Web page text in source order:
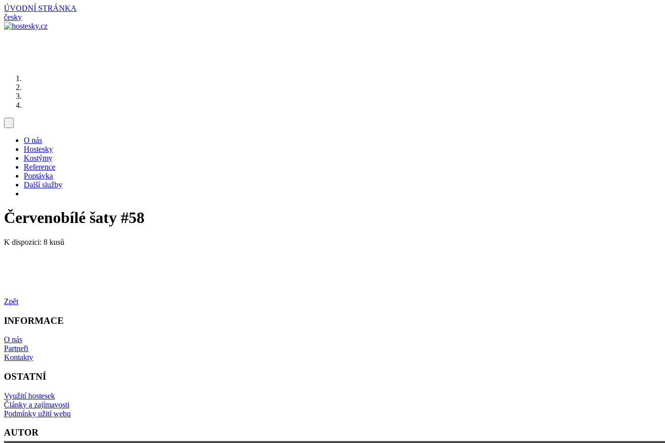
ÚVODNÍ STRÁNKA
česky
O nás
Hostesky
Kostýmy
Reference
Poptávka
Další služby
Červenobílé šaty #58
K dispozici: 8 kusů
Zpět
INFORMACE
O nás
Partneři
Kontakty
OSTATNÍ
Využití hostesek
Články a zajímavosti
Podmínky užití webu
AUTOR